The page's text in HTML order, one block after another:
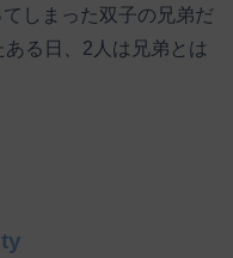
しまった双子の兄弟だ
る日、2人は兄弟とは